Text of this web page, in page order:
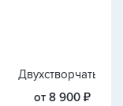
Двухстворчатые
от 8 900 ₽